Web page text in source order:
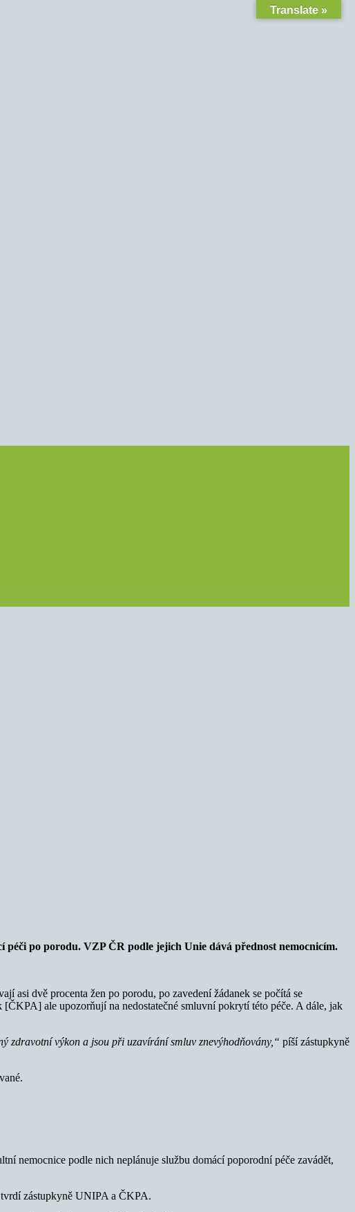
po porodu. VZP ČR podle jejich Unie dává přednost nemocnicím.
asi dvě procenta žen po porodu, po zavedení žádanek se počítá se
ale upozorňují na nedostatečné smluvní pokrytí této péče. A dále, jak
zdravotní výkon a jsou při uzavírání smluv znevýhodňovány,“ píší zástupkyně
nemocnice podle nich neplánuje službu domácí poporodní péče zavádět,
tvrdí zástupkyně UNIPA a ČKPA.
Translate »